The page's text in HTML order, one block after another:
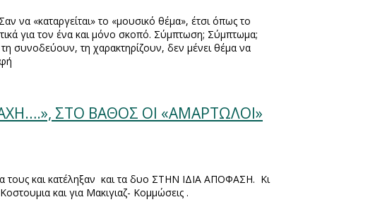
να «καταργείται» το «μουσικό θέμα», έτσι όπως το
για τον ένα και μόνο σκοπό. Σύμπτωση; Σύμπτωμα;
συνοδεύουν, τη χαρακτηρίζουν, δεν μένει θέμα να
ΣΤΟ ΒΑΘΟΣ ΟΙ «ΑΜΑΡΤΩΛΟΙ»
και κατέληξαν και τα δυο ΣΤΗΝ ΙΔΙΑ ΑΠΟΦΑΣΗ. Κι
και για Μακιγιαζ- Κομμώσεις .